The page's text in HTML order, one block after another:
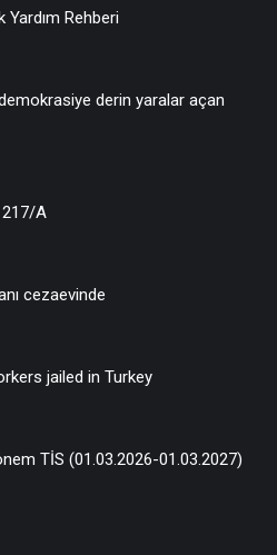
Rehberi
derin yaralar açan
217/A
cezaevinde
jailed in Turkey
TİS (01.03.2026-01.03.2027)